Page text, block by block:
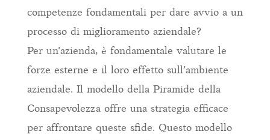
competenze fondamentali per dare avvio a un
processo di miglioramento aziendale?
Per un’azienda, è fondamentale valutare le
forze esterne e il loro effetto sull’ambiente
aziendale. Il modello della Piramide della
Consapevolezza offre una strategia efficace
per affrontare queste sfide. Questo modello